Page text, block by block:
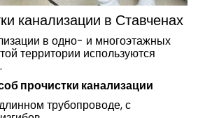
канализации в Ставченах
в одно- и многоэтажных
территории используются
прочистки канализации
трубопроводе, с